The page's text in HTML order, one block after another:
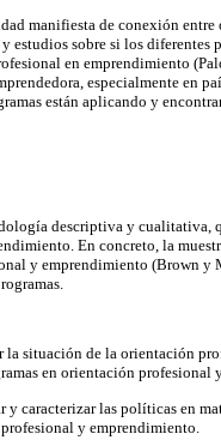
manifiesta de conexión
estudios sobre si los diferentes
en emprendimiento
especialmente en
están aplicando y
descriptiva y cualitativa,
En concreto, la
y emprendimiento (Brown y
la situación de la orientación
en orientación
y caracterizar las políticas en
y emprendimiento.